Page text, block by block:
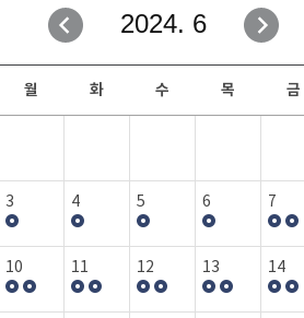
창업지원·교육센터
현장실습/IPP사업단
커뮤니티
일정안내
보도자료
행사갤러리
2024. 6
월 화 수 목 금
3 4 5 6 7
10 11 12 13 14